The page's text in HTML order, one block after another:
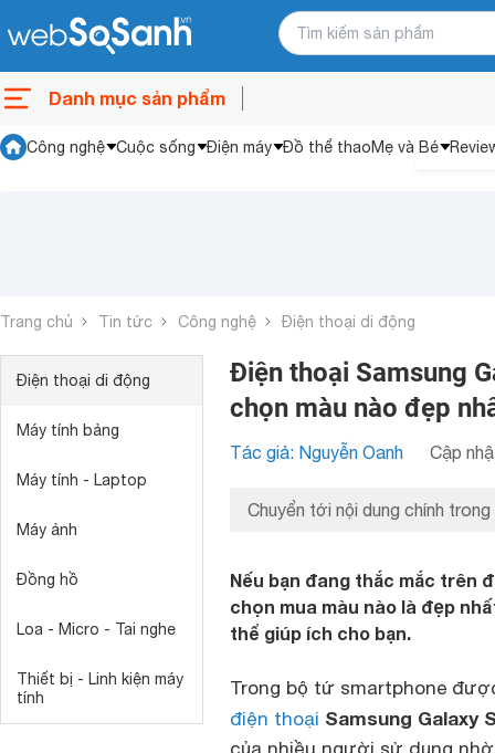
Danh mục sản phẩm
Công nghệ Cuộc sống Điện máy Đồ thể thaoMẹ và Bé
Trang chủ Tin tức Công nghệ Điện thoại di động
Điện thoại di động
Máy tính bảng
Máy tính - Laptop
Máy ảnh
Đồng hồ
Loa - Micro - Tai nghe
Thiết bị - Linh kiện máy
tính
Điện thoại Samsung
chọn màu nào đẹp
Tác giả: Nguyễn Oanh Cập
Chuyển tới nội dung chính trong
Nếu bạn đang thắc mắc trên
chọn mua màu nào là đẹp
thể giúp ích cho bạn.
Trong bộ tứ smartphone
điện thoại Samsung Galaxy
của nhiều người sử dụng